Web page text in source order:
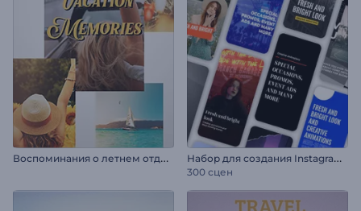
В
оспоминания о летнем отдыхе Н
абор для создания Instagram Reels
300 сцен